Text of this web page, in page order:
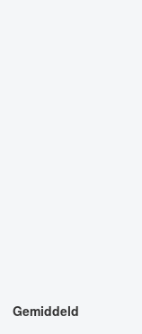
Gemiddeld